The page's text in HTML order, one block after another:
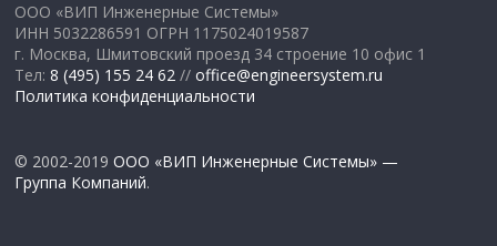
ООО «ВИП Инженерные Системы»
ИНН 5032286591 ОГРН 1175024019587
г. Москва, Шмитовский проезд 34 строение 10 офис 1
Тел:8 (495) 155 24 62 //office@engineersystem.ru
Политика конфиденциальности
© 2002-2019ООО «ВИП Инженерные Системы» —
Группа Компаний.